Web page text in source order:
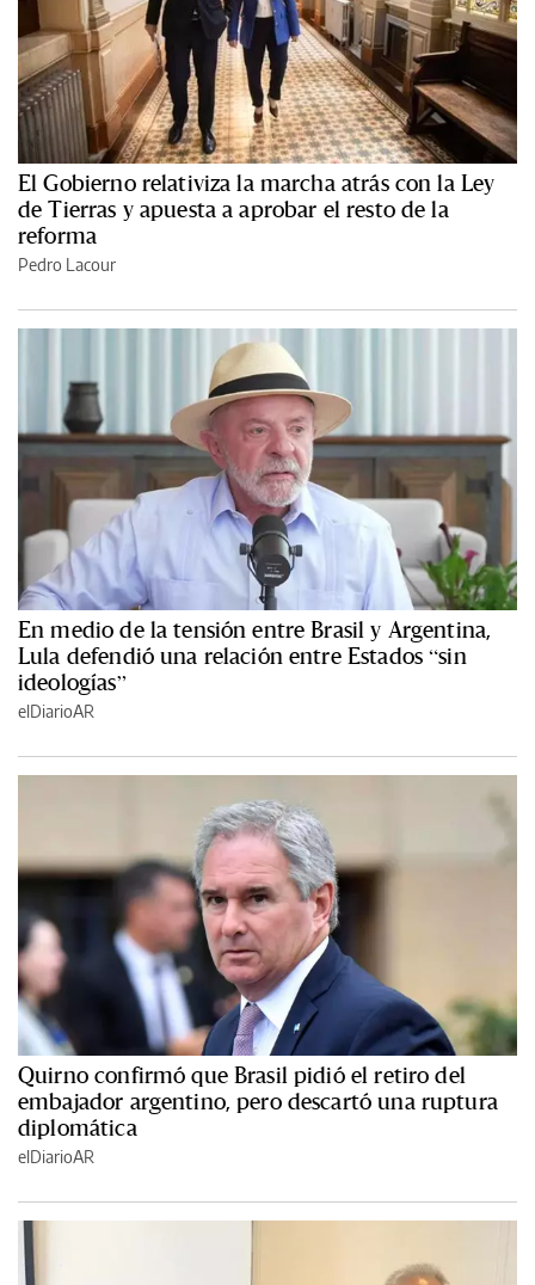
El Gobierno relativiza la marcha atrás con la Ley
de Tierras y apuesta a aprobar el resto de la
reforma
Pedro Lacour
En medio de la tensión entre Brasil y Argentina,
Lula defendió una relación entre Estados “sin
ideologías”
elDiarioAR
Quirno confirmó que Brasil pidió el retiro del
embajador argentino, pero descartó una ruptura
diplomática
elDiarioAR